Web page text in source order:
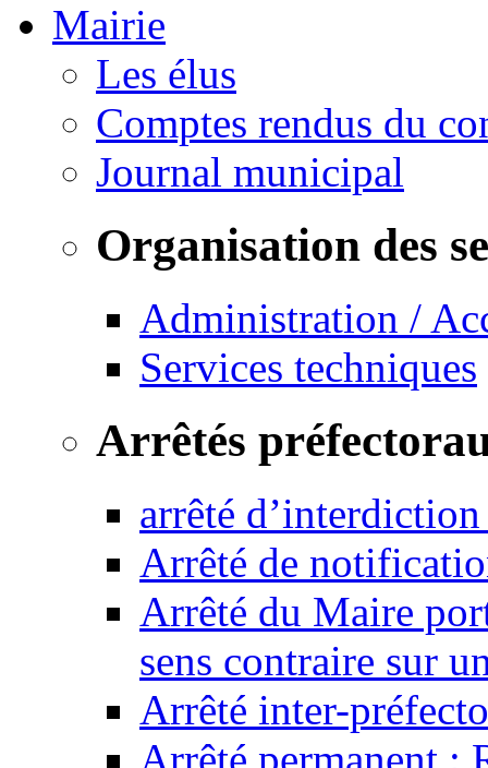
Mairie
Les élus
Comptes rendus du
Journal municipal
Organisation des
Administration /
Services techniques
Arrêtés
arrêté
Arrêté de
Arrêté du Maire
sens contraire sur
Arrêté inter-
Arrêté permanent :